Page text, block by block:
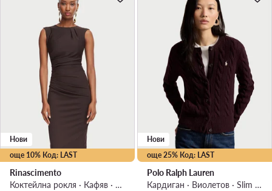
още 10% Код: LAST
Нови
Rinascimento
Коктейлна рокля · Кафяв · Миди
още 25% Код: LAST
Нови
Polo Ralph Lauren
Кардиган · Виолетов · Slim Fit